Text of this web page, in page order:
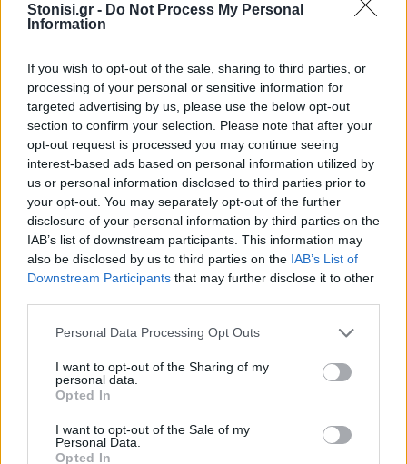
Stonisi.gr - Do Not Process My Personal
Information
If you wish to opt-out of the sale, sharing to third parties, or
processing of your personal or sensitive information for
targeted advertising by us, please use the below opt-out
section to confirm your selection. Please note that after your
opt-out request is processed you may continue seeing
interest-based ads based on personal information utilized by
us or personal information disclosed to third parties prior to
your opt-out. You may separately opt-out of the further
disclosure of your personal information by third parties on the
IAB’s list of downstream participants. This information may
also be disclosed by us to third parties on the IAB’s List of
Downstream Participants that may further disclose it to other
Personal Data Processing Opt Outs
I want to opt-out of the Sharing of my
personal data.
Opted In
I want to opt-out of the Sale of my
Personal Data.
Opted In
Παρουσία φωτογράφου: Καθημερινά 20:00 – 23:00
Δείτε περισσότερα άρθρα μας στα αποτελέσματα